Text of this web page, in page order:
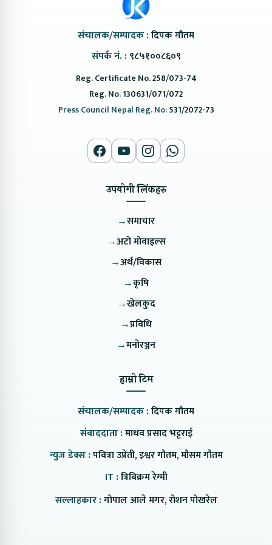
संचालक/सम्पादक :दिपक गौतम
संपर्क नं. : ९८५१००८६०९
Reg. Certificate No. 258/073-74
Reg. No. 130631/071/072
Press Council Nepal Reg. No:531/2072-73
उपयोगी लिंकहरु
→समाचार
→अटो मोवाइल्स
→अर्थ/विकास
→कृषि
→खेलकुद
→प्रविधि
→मनोरञ्जन
हाम्रो टिम
संचालक/सम्पादक :दिपक गौतम
संवाददाता :माधव प्रसाद भट्टराई
न्युज डेक्स :पवित्रा उप्रेती, इश्वर गौतम, मौसम गौतम
IT :त्रिबिक्रम रेग्मी
सल्लाहकार :गोपाल आले मगर, रोशन पोखरेल